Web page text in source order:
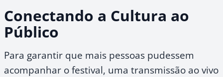
Conectando a Cultura ao
Público
Para garantir que mais pessoas pudessem
acompanhar o festival, uma transmissão ao vivo